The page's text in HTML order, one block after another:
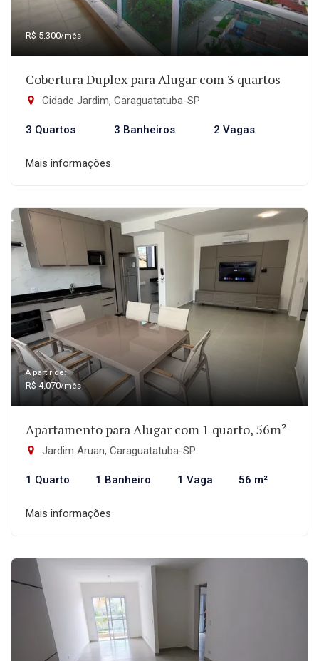
R$ 5.300/mês
Cobertura Duplex para Alugar com 3 quartos
Cidade Jardim, Caraguatatuba-SP
3 Quartos 3 Banheiros 2 Vagas
Mais informações
A partir de:
R$ 4.070/mês
Apartamento para Alugar com 1 quarto, 56m²
Jardim Aruan, Caraguatatuba-SP
1 Quarto 1 Banheiro 1 Vaga 56 m²
Mais informações